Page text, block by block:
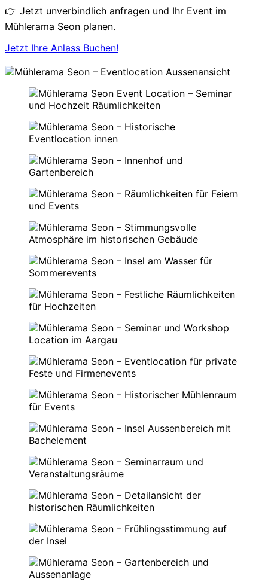
👉 Jetzt unverbindlich anfragen und Ihr Event im
Mühlerama Seon planen.
Jetzt Ihre Anlass Buchen!